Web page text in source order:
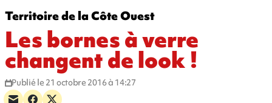
Territoire de la Côte Ouest
Les bornes à verre
changent de look !
Publié le 21 octobre 2016 à 14:27